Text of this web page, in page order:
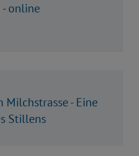
online
- Eine
Stillens